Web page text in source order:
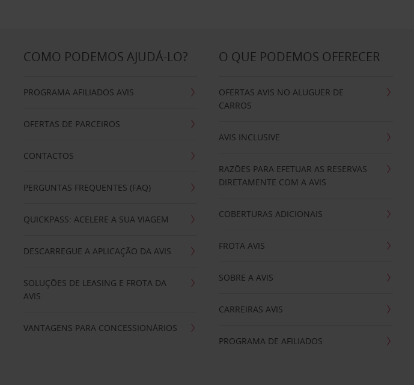
COMO PODEMOS AJUDÁ-LO?
PROGRAMA AFILIADOS AVIS
OFERTAS DE PARCEIROS
CONTACTOS
PERGUNTAS FREQUENTES (FAQ)
QUICKPASS: ACELERE A SUA VIAGEM
DESCARREGUE A APLICAÇÃO DA AVIS
SOLUÇÕES DE LEASING E FROTA DA
AVIS
VANTAGENS PARA CONCESSIONÁRIOS
O QUE PODEMOS OFERECER
OFERTAS AVIS NO ALUGUER DE
CARROS
AVIS INCLUSIVE
RAZÕES PARA EFETUAR AS RESERVAS
DIRETAMENTE COM A AVIS
COBERTURAS ADICIONAIS
FROTA AVIS
SOBRE A AVIS
CARREIRAS AVIS
PROGRAMA DE AFILIADOS